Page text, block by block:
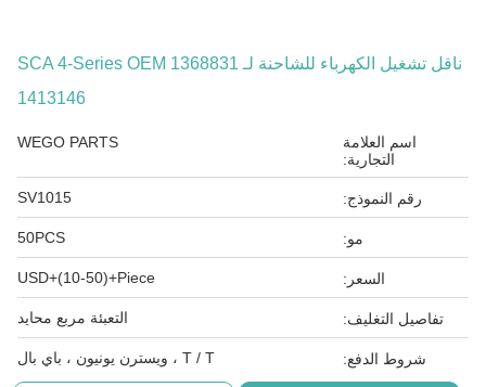
ناقل تشغيل الكهرباء للشاحنة لـ SCA 4-Series OEM 1368831
1413146
اسم العلامة
التجارية:
WEGO PARTS
رقم النموذج: SV1015
مو: 50PCS
السعر: USD+(10-50)+Piece
تفاصيل التغليف: التعبئة مربع محايد
شروط الدفع: T / T ، ويسترن يونيون ، باي بال